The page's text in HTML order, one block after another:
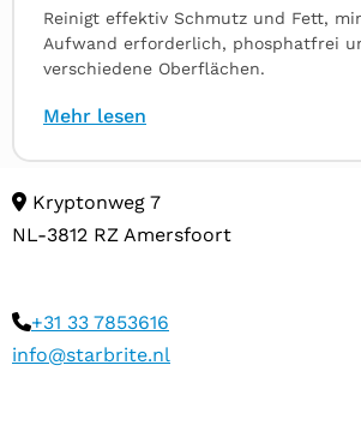
Reinigt effektiv Schmutz und Fett,
Aufwand erforderlich, phosphatfrei
verschiedene Oberflächen.
Mehr lesen
Kryptonweg 7
NL-3812 RZ Amersfoort
+31 33 7853616
info@starbrite.nl